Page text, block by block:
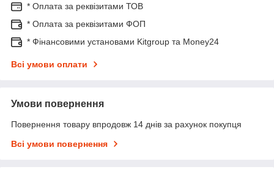
* Оплата за реквізитами ТОВ
* Оплата за реквізитами ФОП
* Фінансовими установами Kitgroup та Money24
Всі умови оплати
Умови повернення
Повернення товару впродовж 14 днів за рахунок покупця
Всі умови повернення